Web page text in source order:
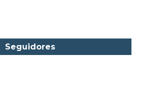
Caroline Linden
Seguidores